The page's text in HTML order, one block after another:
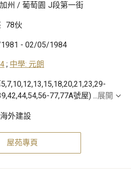
州 / 葡萄園 J段第一街
78伙
- 02/05/1984
; 中學: 元朗
77,77A號屋) ...展開
外建設
屋苑專頁